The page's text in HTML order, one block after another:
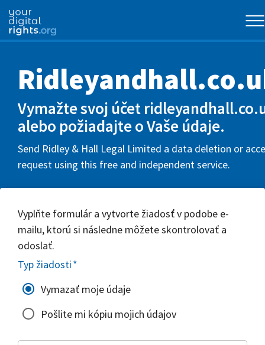
Vymažte svoj účet
alebo požiadajte o Vaše údaje.
Send Ridley & Hall Legal Limited a data deletion or
request using this free and independent service.
Vyplňte formulár a vytvorte žiadosť v podobe e-
mailu, ktorú si následne môžete skontrolovať a
odoslať.
Typ žiadosti*
Vymazať moje údaje
Pošlite mi kópiu mojich údajov